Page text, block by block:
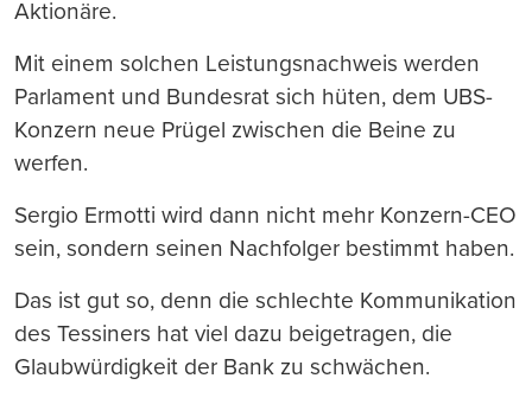
Aktionäre.
Mit einem solchen Leistungsnachweis werden
Parlament und Bundesrat sich hüten, dem UBS-
Konzern neue Prügel zwischen die Beine zu
werfen.
Sergio Ermotti wird dann nicht mehr Konzern-CEO
sein, sondern seinen Nachfolger bestimmt haben.
Das ist gut so, denn die schlechte Kommunikation
des Tessiners hat viel dazu beigetragen, die
Glaubwürdigkeit der Bank zu schwächen.